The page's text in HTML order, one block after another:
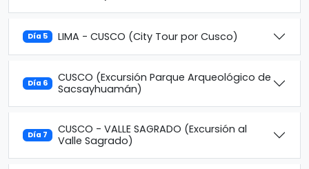
Día 5 LIMA - CUSCO (City Tour por Cusco)
Día 6
CUSCO (Excursión Parque Arqueológico de
Sacsayhuamán)
Día 7
CUSCO - VALLE SAGRADO (Excursión al
Valle Sagrado)